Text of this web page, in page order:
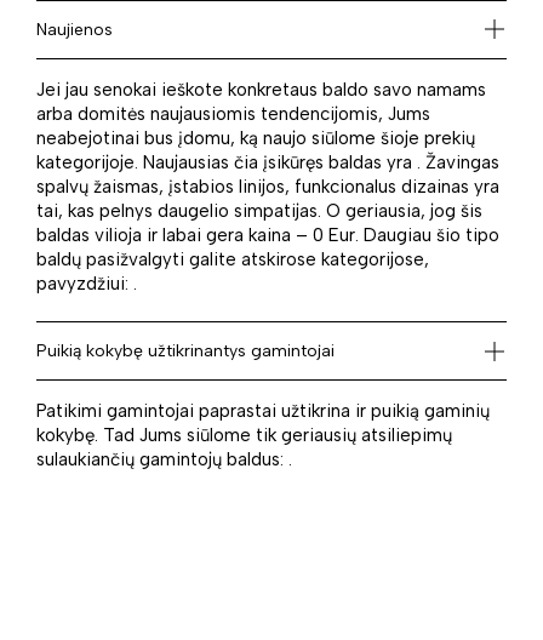
Naujienos
Jei jau senokai ieškote konkretaus baldo savo namams
arba domitės naujausiomis tendencijomis, Jums
neabejotinai bus įdomu, ką naujo siūlome šioje prekių
kategorijoje. Naujausias čia įsikūręs baldas yra . Žavingas
spalvų žaismas, įstabios linijos, funkcionalus dizainas yra
tai, kas pelnys daugelio simpatijas. O geriausia, jog šis
baldas vilioja ir labai gera kaina – 0 Eur. Daugiau šio tipo
baldų pasižvalgyti galite atskirose kategorijose,
pavyzdžiui: .
Puikią kokybę užtikrinantys gamintojai
Patikimi gamintojai paprastai užtikrina ir puikią gaminių
kokybę. Tad Jums siūlome tik geriausių atsiliepimų
sulaukiančių gamintojų baldus: .